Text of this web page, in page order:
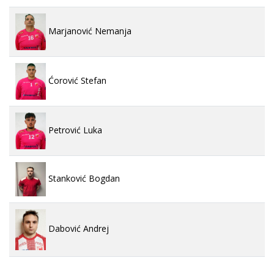
Marjanović Nemanja
Ćorović Stefan
Petrović Luka
Stanković Bogdan
Dabović Andrej